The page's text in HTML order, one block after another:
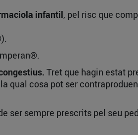
infantil, pel risc que
Tret que hagin estat
qual cosa pot ser
ser sempre prescrits pel seu